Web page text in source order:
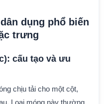
dụng phổ biến
trưng
cấu tạo và ưu
chịu tải cho một cột,
Loại móng này thường